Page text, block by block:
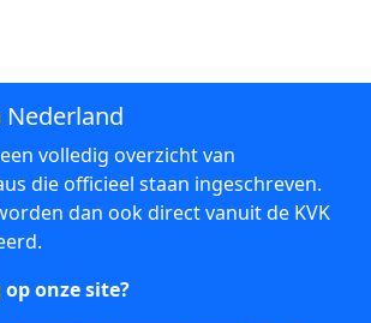
volledig overzicht van
die officieel staan ingeschreven.
dan ook direct vanuit de KVK
onze site?